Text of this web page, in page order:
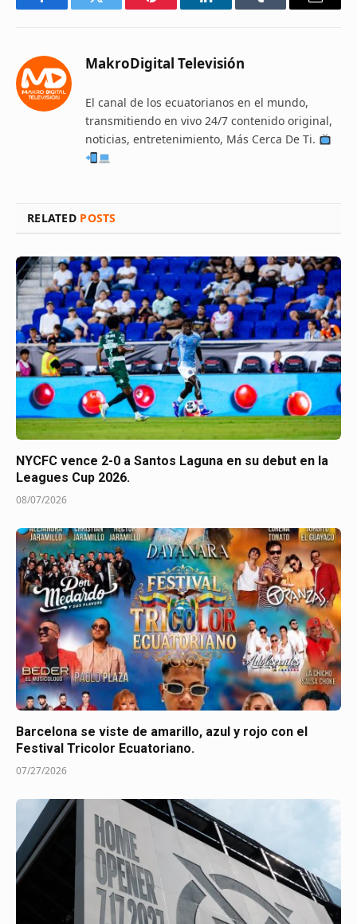
FacebookTwitter Pinterest LinkedInTumblr Email
MakroDigital Televisión
El canal de los ecuatorianos en el mundo,
transmitiendo en vivo 24/7 contenido original,
noticias, entretenimiento, Más Cerca De Ti.
RELATED POSTS
NYCFC vence 2-0 a Santos Laguna en su debut en la
Leagues Cup 2026.
08/07/2026
Barcelona se viste de amarillo, azul y rojo con el
Festival Tricolor Ecuatoriano.
07/27/2026